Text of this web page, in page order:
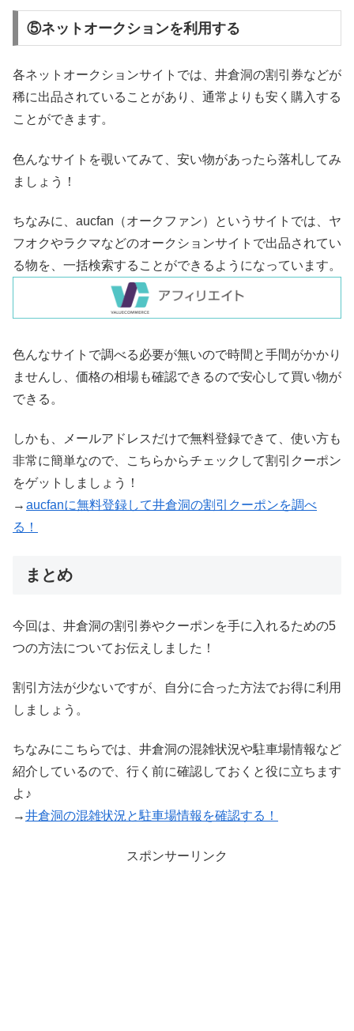
⑤ネットオークションを利用する
各ネットオークションサイトでは、井倉洞の割引券などが
稀に出品されていることがあり、通常よりも安く購入する
ことができます。
色んなサイトを覗いてみて、安い物があったら落札してみ
ましょう！
ちなみに、aucfan（オークファン）というサイトでは、ヤ
フオクやラクマなどのオークションサイトで出品されてい
る物を、一括検索することができるようになっています。
色んなサイトで調べる必要が無いので時間と手間がかかり
ませんし、価格の相場も確認できるので安心して買い物が
できる。
しかも、メールアドレスだけで無料登録できて、使い方も
非常に簡単なので、こちらからチェックして割引クーポン
をゲットしましょう！
→ aucfanに無料登録して井倉洞の割引クーポンを調べ
る！
まとめ
今回は、井倉洞の割引券やクーポンを手に入れるための5
つの方法についてお伝えしました！
割引方法が少ないですが、自分に合った方法でお得に利用
しましょう。
ちなみにこちらでは、井倉洞の混雑状況や駐車場情報など
紹介しているので、行く前に確認しておくと役に立ちます
よ♪
→井倉洞の混雑状況と駐車場情報を確認する！
スポンサーリンク